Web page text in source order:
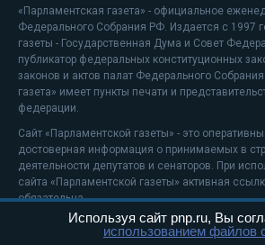
«Парламентская газета» - официальное
Федерального Собрания РФ. Издается с 1997
газеты - Государственная Дума и Совет
публикатор федеральных конституционных
законов и актов палат Федерального
газета» имеет пункты печати и
федерации.
Сайт «Парламентской газеты» - это
достоверная информация о принимаемых в
деятельности депутатов и сенаторов. При
сайта «Парламентской газеты» активная
обязательна.
На информационном ресурсе применяются
Используя сайт pnp.ru, Вы
использованием файлов